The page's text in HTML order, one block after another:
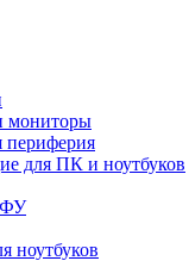
мониторы
периферия
для ПК и ноутбуков
ноутбуков